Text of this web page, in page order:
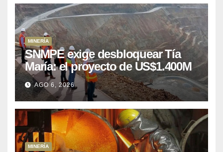
MINERÍA
SNMPE exige desbloquear Tía
María: el proyecto de US$1.400M
que Perú lleva 15 años
posponiendo
AGO 6, 2026
MINERÍA